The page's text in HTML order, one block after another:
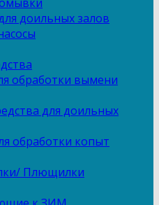
доильных залов
обработки вымени
для доильных
обработки копыт
Плющилки